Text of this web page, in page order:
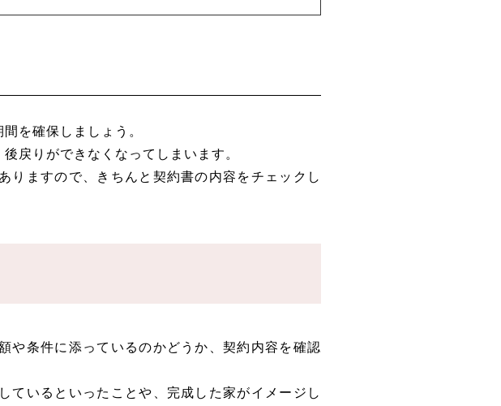
を確保しましょう。
戻りができなくなってしまいます。
りますので、きちんと契約書の内容をチェックし
や条件に添っているのかどうか、契約内容を確認
ているといったことや、完成した家がイメージし